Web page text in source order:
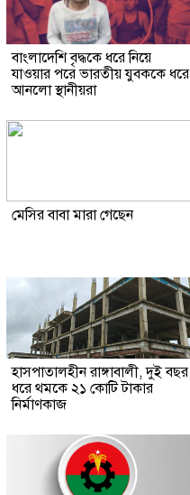
বাংলাদেশি বৃদ্ধকে ধরে নিয়ে
যাওয়ার পরে ভারতীয় যুবককে ধরে
আনলো স্থানীয়রা
মেসির বাবা মারা গেছেন
হাসপাতালহীন রাঙ্গাবালী, দুই বছর
ধরে থমকে ২১ কোটি টাকার
নির্মাণকাজ